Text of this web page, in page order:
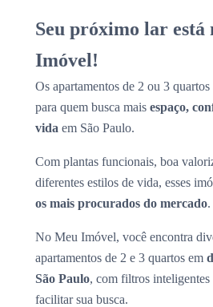
Seu próximo lar está
Imóvel!
Os apartamentos de 2 ou 3
para quem busca mais espaço,
vida em São Paulo.
Com plantas funcionais, boa
diferentes estilos de vida, esses
os mais procurados do mercado.
No Meu Imóvel, você encontra
apartamentos de 2 e 3 quartos em
São Paulo, com filtros inteligentes
facilitar sua busca.